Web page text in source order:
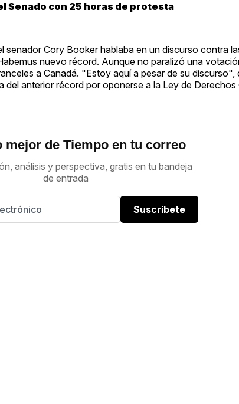
Senado con 25 horas de protesta
senador Cory Booker hablaba en un discurso contra
nuevo récord. Aunque no paralizó una
a Canadá. "Estoy aquí a pesar de su
anterior récord por oponerse a la Ley de Derechos
mejor de Tiempo en tu correo
análisis y perspectiva, gratis en tu bandeja
de entrada
Suscríbete